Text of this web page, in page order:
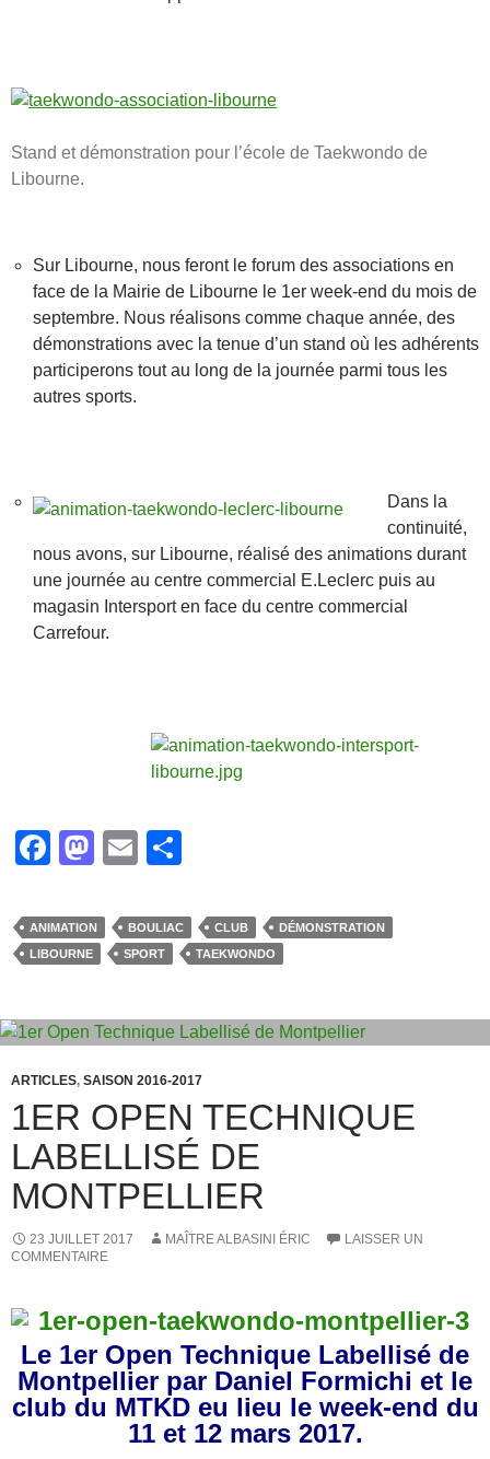
Stand et démonstration pour l’école de Taekwondo de
Libourne.
Sur Libourne, nous feront le forum des associations en
face de la Mairie de Libourne le 1er week-end du mois de
septembre. Nous réalisons comme chaque année, des
démonstrations avec la tenue d’un stand où les adhérents
participerons tout au long de la journée parmi tous les
autres sports.
Dans la
continuité,
nous avons, sur Libourne, réalisé des animations durant
une journée au centre commercial E.Leclerc puis au
magasin Intersport en face du centre commercial
Carrefour.
F
c
e
o
o
k
M
st
o
o
n
E
ail ta
g
ANIMATION BOULIAC CLUB
DÉMONSTRATION
LIBOURNE
SPORT TAEKWONDO
ARTICLES, SAISON 2016-2017
1ER OPEN TECHNIQUE
LABELLISÉ DE
MONTPELLIER
23 JUILLET 2017 MAÎTRE ALBASINI ÉRIC
LAISSER UN
COMMENTAIRE
Le 1er Open Technique Labellisé de
Montpellier par Daniel Formichi et le
club du MTKD eu lieu le week-end du
11 et 12 mars 2017.